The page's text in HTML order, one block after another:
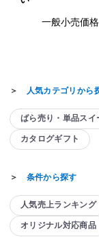
一般小売価格
＞ 人気カテゴリから
ばら売り・単品スイ
カタログギフト
＞ 条件から探す
人気売上ランキング
オリジナル対応商品